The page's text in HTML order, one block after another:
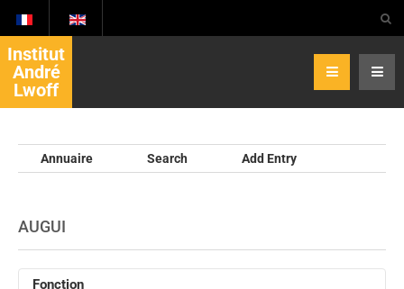
Institut
André
Lwoff
Annuaire Search Add Entry
AUGUI
Fonction